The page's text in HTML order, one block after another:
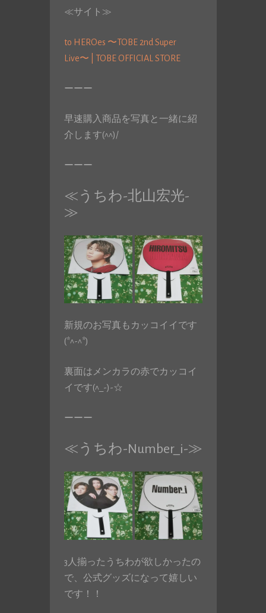
≪サイト≫
to HEROes 〜TOBE 2nd Super
Live〜 | TOBE OFFICIAL STORE
ーーー
早速購入商品を写真と一緒に紹
介します(^^)/
ーーー
≪うちわ-北山宏光-
≫
新規のお写真もカッコイイです
(*^-^*)
裏面はメンカラの赤でカッコイ
イです(^_-)-☆
ーーー
≪うちわ-Number_i-≫
3人揃ったうちわが欲しかったの
で、公式グッズになって嬉しい
です！！